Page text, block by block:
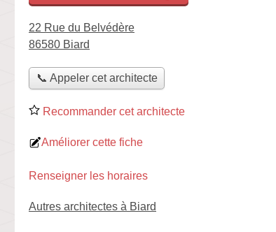
22 Rue du Belvédère
86580 Biard
📞 Appeler cet architecte
Recommander cet architecte
Améliorer cette fiche
Renseigner les horaires
Autres architectes à Biard